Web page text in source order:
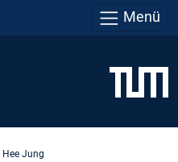
Menü
Hee Jung